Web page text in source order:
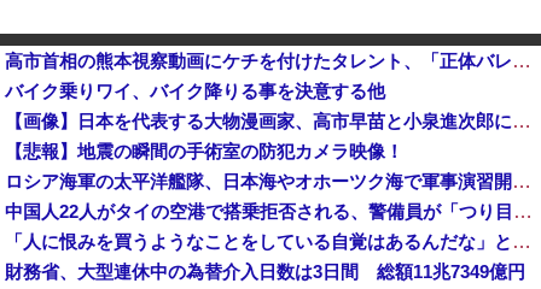
高市首相の熊本視察動画にケチを付けたタレント、「正体バレバレよな」と黒電話の呼び方であっさりと……
バイク乗りワイ、バイク降りる事を決意する他
【画像】日本を代表する大物漫画家、高市早苗と小泉進次郎にガチギレ 痛烈な風刺漫画を投稿
【悲報】地震の瞬間の手術室の防犯カメラ映像！
ロシア海軍の太平洋艦隊、日本海やオホーツク海で軍事演習開始…ウクライナ支援続ける日本を威嚇か！
中国人22人がタイの空港で搭乗拒否される、警備員が「つり目」ジェスチャー―香港メディア [8/6]
「人に恨みを買うようなことをしている自覚はあるんだな」と高市首相を嘲笑った左派、平和記念式典での演説にケチを付けるも……
財務省、大型連休中の為替介入日数は3日間 総額11兆7349億円